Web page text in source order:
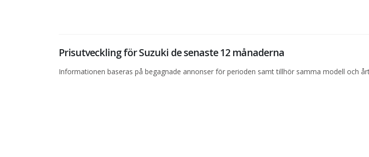
Prisutveckling för Suzuki de senaste 12 månaderna
Informationen baseras på begagnade annonser för perioden samt tillhör samma modell och